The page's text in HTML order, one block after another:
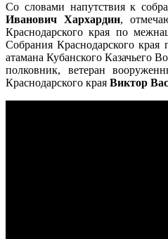
Со словами напутствия к
Иванович Хархардин,
Краснодарского края по
Собрания Краснодарского
атамана Кубанского Казачьего
полковник, ветеран
Краснодарского края Виктор